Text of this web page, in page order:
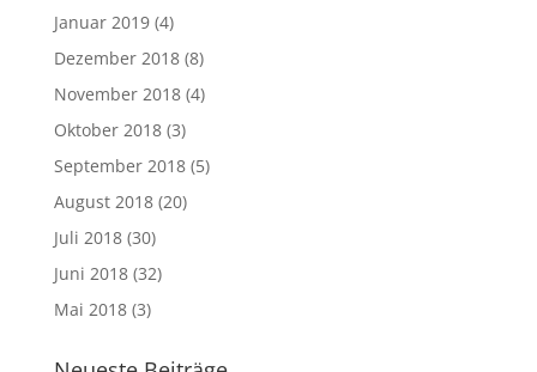
Januar 2019(4)
Dezember 2018(8)
November 2018(4)
Oktober 2018(3)
September 2018(5)
August 2018(20)
Juli 2018(30)
Juni 2018(32)
Mai 2018(3)